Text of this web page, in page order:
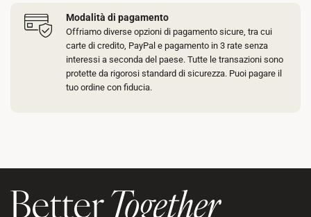
Modalità di pagamento
Offriamo diverse opzioni di pagamento sicure, tra cui
carte di credito, PayPal e pagamento in 3 rate senza
interessi a seconda del paese. Tutte le transazioni sono
protette da rigorosi standard di sicurezza. Puoi pagare il
tuo ordine con fiducia.